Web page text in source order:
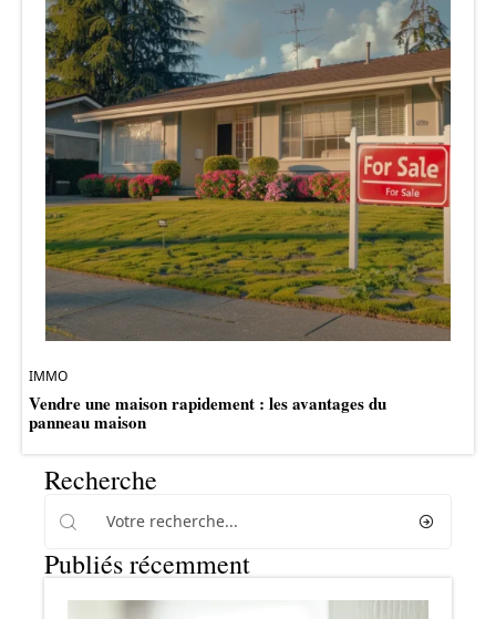
IMMO
Vendre une maison rapidement : les avantages du
panneau maison
Recherche
Publiés récemment